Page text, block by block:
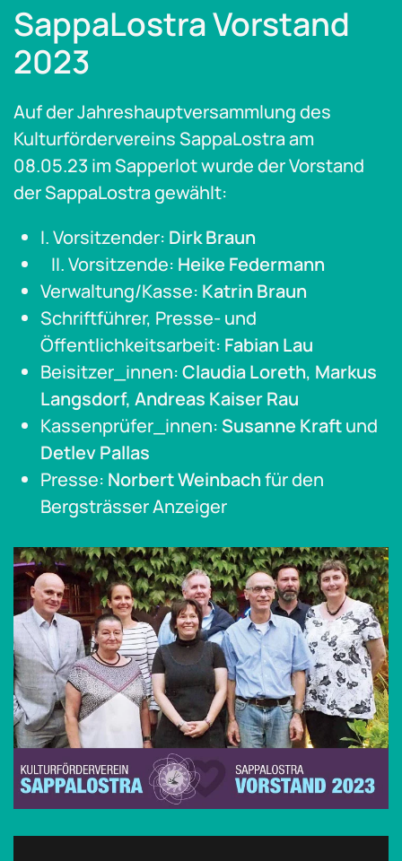
SappaLostra Vorstand
2023
Auf der Jahreshauptversammlung des
Kulturfördervereins SappaLostra am
08.05.23 im Sapperlot wurde der Vorstand
der SappaLostra gewählt:
I. Vorsitzender: Dirk Braun
II. Vorsitzende: Heike Federmann
Verwaltung/Kasse: Katrin Braun
Schriftführer, Presse- und
Öffentlichkeitsarbeit: Fabian Lau
Beisitzer_innen:Claudia Loreth, Markus
Langsdorf, Andreas Kaiser Rau
Kassenprüfer_innen: Susanne Kraftund
Detlev Pallas
Presse: Norbert Weinbachfür den
Bergsträsser Anzeiger